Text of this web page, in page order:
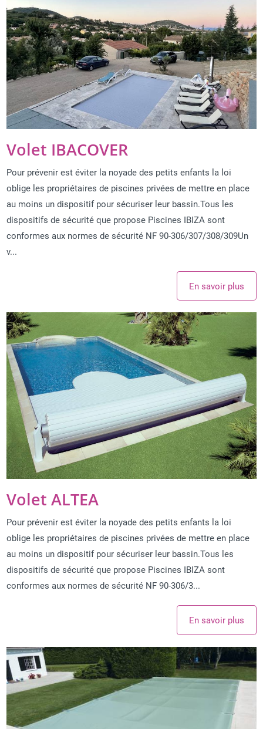
Volet IBACOVER
Pour prévenir est éviter la noyade des petits enfants la loi
oblige les propriétaires de piscines privées de mettre en place
au moins un dispositif pour sécuriser leur bassin.Tous les
dispositifs de sécurité que propose Piscines IBIZA sont
conformes aux normes de sécurité NF 90-306/307/308/309Un
v...
En savoir plus
Volet ALTEA
Pour prévenir est éviter la noyade des petits enfants la loi
oblige les propriétaires de piscines privées de mettre en place
au moins un dispositif pour sécuriser leur bassin.Tous les
dispositifs de sécurité que propose Piscines IBIZA sont
conformes aux normes de sécurité NF 90-306/3...
En savoir plus